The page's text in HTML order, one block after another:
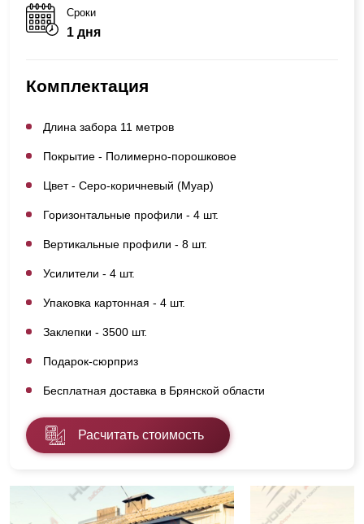
Сроки
1 дня
Комплектация
Длина забора 11 метров
Покрытие - Полимерно-порошковое
Цвет - Серо-коричневый (Муар)
Горизонтальные профили - 4 шт.
Вертикальные профили - 8 шт.
Усилители - 4 шт.
Упаковка картонная - 4 шт.
Заклепки - 3500 шт.
Подарок-сюрприз
Бесплатная доставка в Брянской области
Расчитать стоимость